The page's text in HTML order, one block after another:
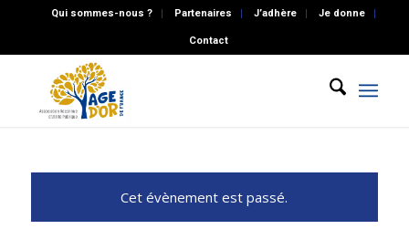
Qui sommes-nous ? Partenaires J’adhère Je donne
Contact
Cet évènement est passé.